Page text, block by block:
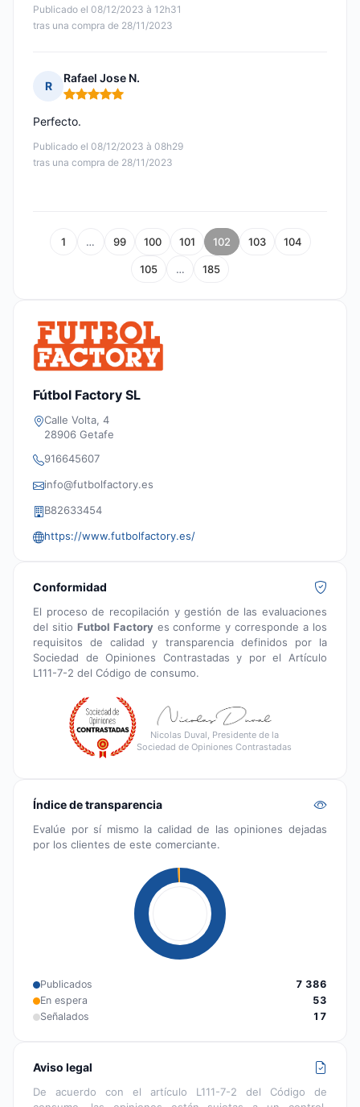
Publicado el 08/12/2023 à 12h31
tras una compra de 28/11/2023
R
Rafael Jose N.
Nota: 5 de 5
Publicado el 08/12/2023 à 08h29
tras una compra de 28/11/2023
Perfecto.
1 … 99 100 101 102 103 104
105 … 185
Fútbol Factory SL
Calle Volta, 4
28906 Getafe
916645607
info@futbolfactory.es
B82633454
https://www.futbolfactory.es/
Conformidad
El proceso de recopilación y gestión de las evaluaciones
del sitio Futbol Factoryes conforme y corresponde a los
requisitos de calidad y transparencia definidos por la
Sociedad de Opiniones Contrastadas y por el Artículo
L111-7-2 del Código de consumo.
Nicolas Duval, Presidente de la
Sociedad de Opiniones Contrastadas
Índice de transparencia
Evalúe por sí mismo la calidad de las opiniones dejadas
por los clientes de este comerciante.
Publicados
7 386
En espera
53
Señalados
17
Aviso legal
De acuerdo con el artículo L111-7-2 del Código de